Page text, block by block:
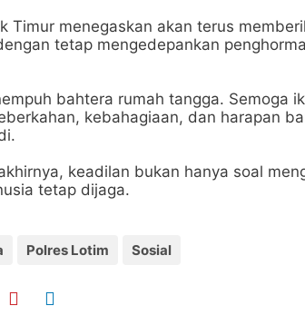
Timur menegaskan akan terus
tetap mengedepankan
bahtera rumah tangga. Semoga
kebahagiaan, dan harapan
keadilan bukan hanya soal
tetap dijaga.
Polres Lotim Sosial